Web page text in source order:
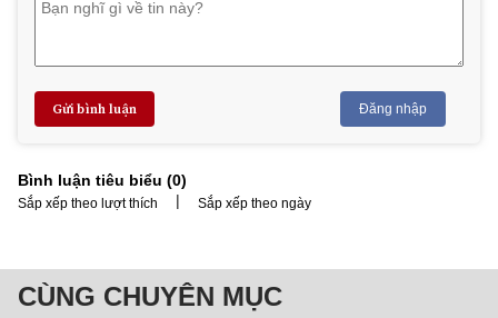
Gửi bình luận Đăng nhập
Bình luận tiêu biểu (0)
Sắp xếp theo lượt thích | Sắp xếp theo ngày
CÙNG CHUYÊN MỤC